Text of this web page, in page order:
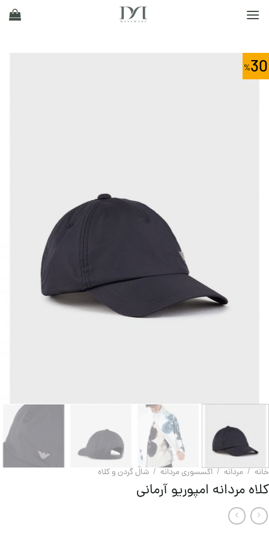
30
خانه / مردانه / اکسسوری مردانه / شال گردن و کلاه
کلاه مردانه امپوریو آرمانی